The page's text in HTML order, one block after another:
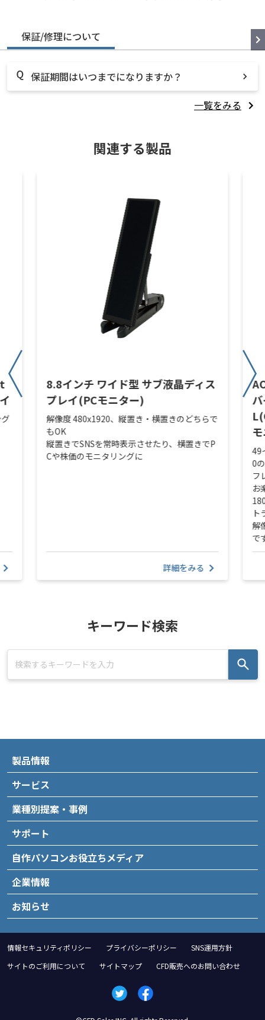
保証/修理について
保証期間はいつまでになりますか？
一覧をみる
関連する製品
8.8インチ ワイド型 サブ液晶ディス
プレイ(PCモニター)
解像度 480x1920、縦置き・横置きのどちらで
もOK
縦置きでSNSを常時表示させたり、横置きでP
Cや株価のモニタリングに
詳細をみる
49
0
フ
お
ト
解
で
キーワード検索
製品情報
サービス
業種別提案・事例
サポート
自作パソコンお役立ちメディア
企業情報
お知らせ
情報セキュリティポリシー プライバシーポリシー
SNS運用方針
サイトのご利用について
サイトマップ CFD販売へのお問い合わせ